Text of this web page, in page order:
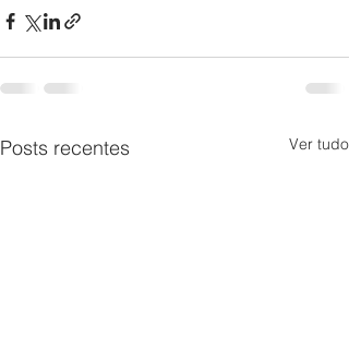
Posts recentes Ver tudo